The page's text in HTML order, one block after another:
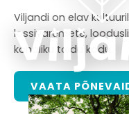
Viljandi on elav
lossivaremete,
kohaliku toidu kodu.
VAATA